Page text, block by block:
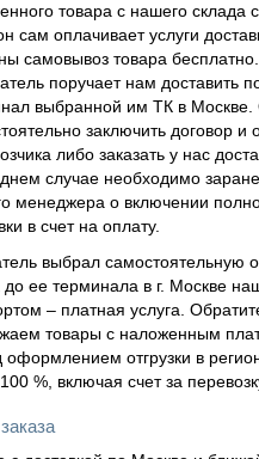
товара с нашего склада
сам оплачивает услуги
самовывоз товара бесплатно.
поручает нам доставить
выбранной им ТК в
заключить договор и
либо заказать у нас
случае необходимо
менеджера о включении
в счет на оплату.
выбрал самостоятельную
до ее терминала в г. Москве
– платная услуга.
товары с наложенным
оформлением отгрузки в
%, включая счет за